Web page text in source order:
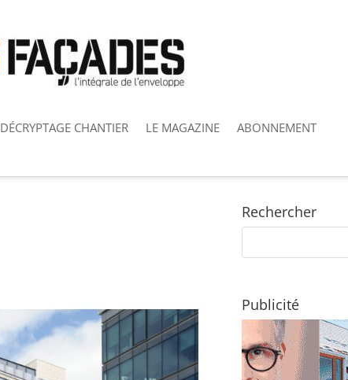
DÉCRYPTAGE CHANTIER LE MAGAZINE ABONNEMENT
Rechercher
Publicité